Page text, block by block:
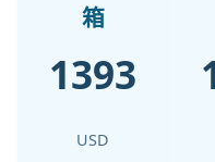
箱
1393
USD